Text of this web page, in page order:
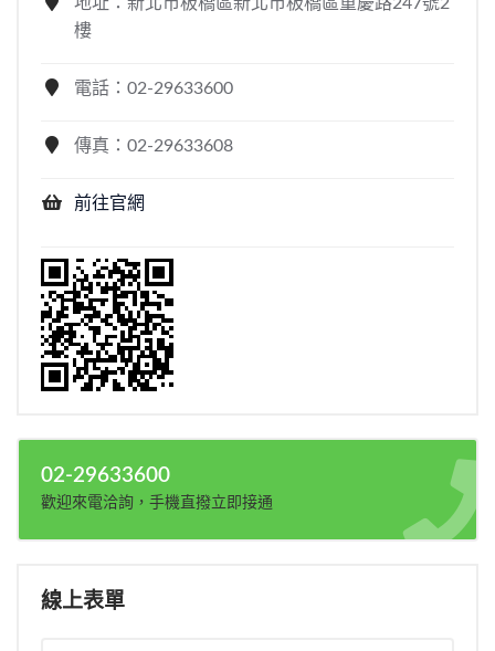
樓
電話：02-29633600
傳真：02-29633608
前往官網
02-29633600
歡迎來電洽詢，手機直撥立即接通
線上表單